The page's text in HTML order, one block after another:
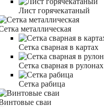
Лист горячекатаный
металлическая
Сетка сварная в картах
Сетка сварная в рулонах
Сетка рабица
сваи